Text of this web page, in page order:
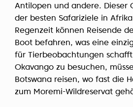
Antilopen und andere. Dieser
der besten Safariziele in
Regenzeit können Reisende
Boot befahren, was eine
für Tierbeobachtungen
Okavango zu besuchen,
Botswana reisen, wo fast die
zum Moremi-Wildreservat